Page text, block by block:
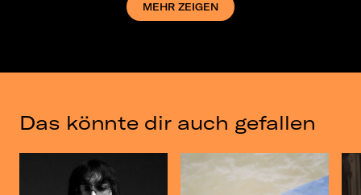
Di, 16.09.25
NAUMANNs Tanzlokal, Leipzig
MEHR ZEIGEN
Das könnte dir auch gefallen